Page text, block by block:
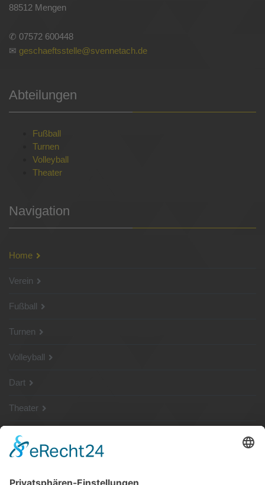
88512 Mengen
✆ 07572 600448
✉ geschaeftsstelle@svennetach.de
Abteilungen
Fußball
Turnen
Volleyball
Theater
Navigation
Home
Verein
Fußball
Turnen
Volleyball
Dart
Theater
SG Shop
Sponsoren